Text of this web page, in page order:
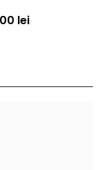
lei